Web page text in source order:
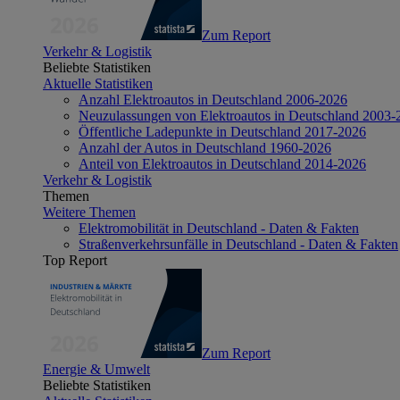
Zum Report
Verkehr & Logistik
Beliebte Statistiken
Aktuelle Statistiken
Anzahl Elektroautos in Deutschland 2006-2026
Neuzulassungen von Elektroautos in Deutschland 2003-
Öffentliche Ladepunkte in Deutschland 2017-2026
Anzahl der Autos in Deutschland 1960-2026
Anteil von Elektroautos in Deutschland 2014-2026
Verkehr & Logistik
Themen
Weitere Themen
Elektromobilität in Deutschland - Daten & Fakten
Straßenverkehrsunfälle in Deutschland - Daten & Fakten
Top Report
Zum Report
Energie & Umwelt
Beliebte Statistiken